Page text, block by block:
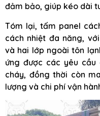
đảm bảo, giúp kéo dài
Tóm lại, tấm panel
cách nhiệt đa năng,
và hai lớp ngoài tôn
ứng được các yêu cầu
cháy, đồng thời còn
lượng và chi phí vận